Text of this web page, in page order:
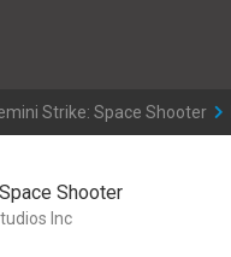
Strike: Space Shooter
Shooter
Inc